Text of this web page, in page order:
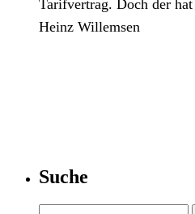
Tarifvertrag. Doch der
Heinz Willemsen
Suche